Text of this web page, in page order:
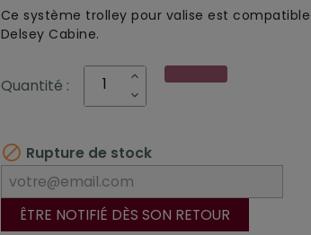
Ce système trolley pour valise est
Delsey Cabine.
Quantité :
 Rupture de stock
ÊTRE NOTIFIÉ DÈS SON RETOUR